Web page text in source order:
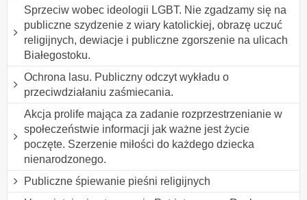
Sprzeciw wobec ideologii LGBT. Nie zgadzamy się na
publiczne szydzenie z wiary katolickiej, obrazę uczuć
religijnych, dewiacje i publiczne zgorszenie na ulicach
Białegostoku.
Ochrona lasu. Publiczny odczyt wykładu o
przeciwdziałaniu zaśmiecania.
Akcja prolife mająca za zadanie rozprzestrzenianie w
społeczeństwie informacji jak ważne jest życie
poczęte. Szerzenie miłości do każdego dziecka
nienarodzonego.
Publiczne śpiewanie pieśni religijnych